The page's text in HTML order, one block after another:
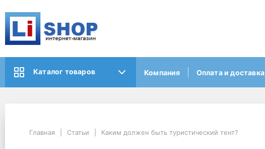
Каталог товаров Компания Оплата и доставка
Главная Статьи Каким должен быть туристический тент?